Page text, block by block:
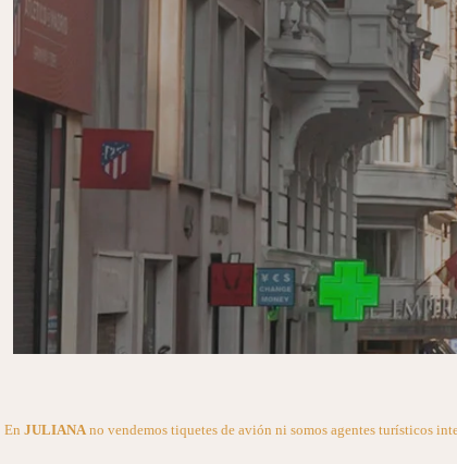
En JULIANAno vendemos tiquetes de avión ni somos agentes turísticos